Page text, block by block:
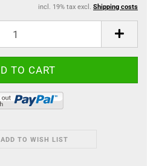
incl. 19% tax excl. Shipping costs
ADD TO WISH LIST